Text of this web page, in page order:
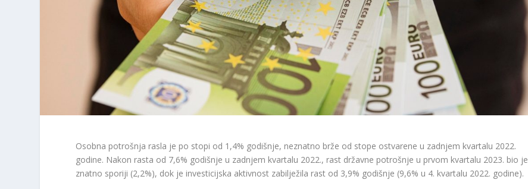
Osobna potrošnja rasla je po stopi od 1,4% godišnje, neznatno brže od stope ostvarene u zadnjem kvartalu 2022.
godine. Nakon rasta od 7,6% godišnje u zadnjem kvartalu 2022., rast državne potrošnje u prvom kvartalu 2023. bio je
znatno sporiji (2,2%), dok je investicijska aktivnost zabilježila rast od 3,9% godišnje (9,6% u 4. kvartalu 2022. godine).